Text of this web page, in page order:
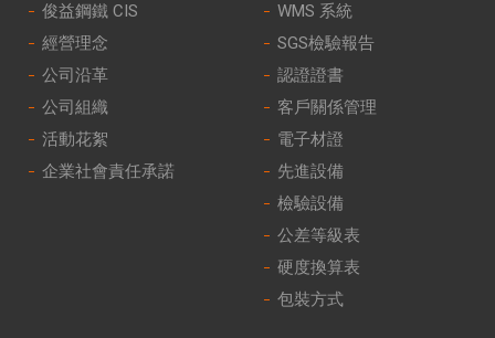
俊益鋼鐵 CIS
經營理念
公司沿革
公司組織
活動花絮
企業社會責任承諾
WMS 系統
SGS檢驗報告
認證證書
客戶關係管理
電子材證
先進設備
檢驗設備
公差等級表
硬度換算表
包裝方式